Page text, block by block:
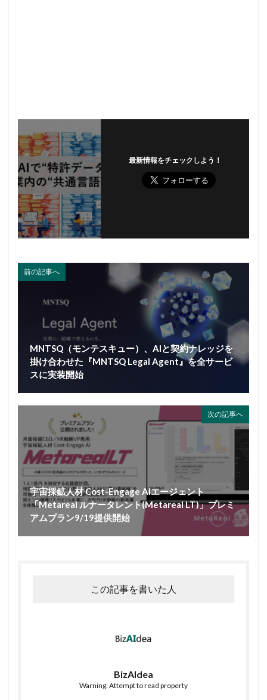
最新情報をチェックしよう！
前の記事へ
MNTSQ（モンテスキュー）、AIと契約ナレッジを
掛け合わせた『MNTSQ Legal Agent』を全サービ
スに実装開始
次の記事へ
宇宙採鉱人材 Cost-Engage AIエージェント
「Metareal ルナータレント(Metareal LT)」プレミ
アムプラン9/19提供開始
この記事を書いた人
BizAIdea
Warning: Attempt to read property